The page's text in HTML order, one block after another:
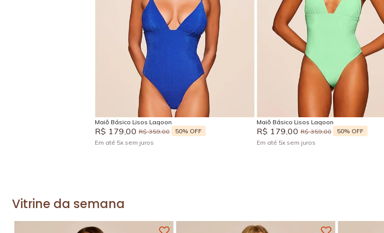
GG
Adicionar na sacola
Maiô Básico Lisos Lagoon
R$ 179 ,00 R$ 359,00 50% OFF
Em até 5x sem juros
M
Adicionar na sacola
Maiô Básico Lisos Lagoon
R$ 179 ,00 R$ 359,00 50% OFF
Em até 5x sem juros
Vitrine da semana